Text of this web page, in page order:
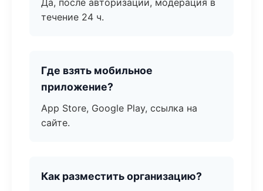
Да, после авторизации, модерация в
течение 24 ч.
Где взять мобильное
приложение?
App Store, Google Play, ссылка на
сайте.
Как разместить организацию?